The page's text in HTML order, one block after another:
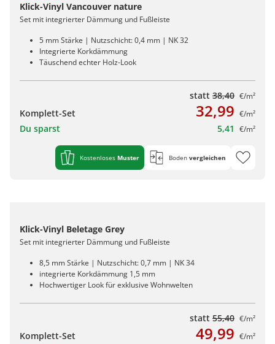
Klick-Vinyl Vancouver nature
Set mit integrierter Dämmung und Fußleiste
5 mm Stärke | Nutzschicht: 0,4 mm | NK 32
Integrierte Korkdämmung
Täuschend echter Holz-Look
statt 38,40 €/m²
Komplett-Set 32,99 €/m²
Du sparst 5,41 €/m²
Kostenloses Muster Boden vergleichen
Klick-Vinyl Beletage Grey
Set mit integrierter Dämmung und Fußleiste
8,5 mm Stärke | Nutzschicht: 0,7 mm | NK 34
integrierte Korkdämmung 1,5 mm
Hochwertiger Look für exklusive Wohnwelten
statt 55,40 €/m²
Komplett-Set 49,99 €/m²